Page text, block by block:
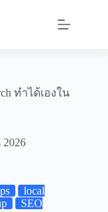
ทำได้เองใน
local
SEO